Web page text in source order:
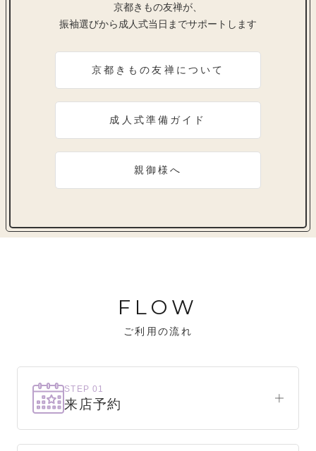
京都きもの友禅が、
振袖選びから成人式当日までサポートします
京都きもの友禅について
成人式準備ガイド
親御様へ
FLOW
ご利用の流れ
STEP 01
来店予約